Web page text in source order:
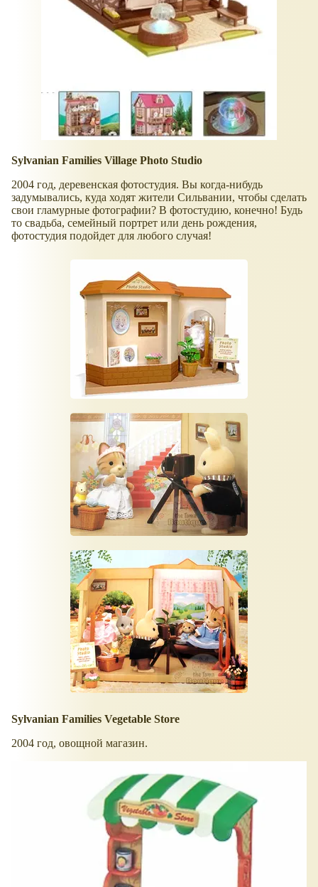
Sylvanian Families Village Photo Studio
2004 год, деревенская фотостудия. Вы когда-нибудь
задумывались, куда ходят жители Сильвании, чтобы сделать
свои гламурные фотографии? В фотостудию, конечно! Будь
то свадьба, семейный портрет или день рождения,
фотостудия подойдет для любого случая!
Sylvanian Families Vegetable Store
2004 год, овощной магазин.